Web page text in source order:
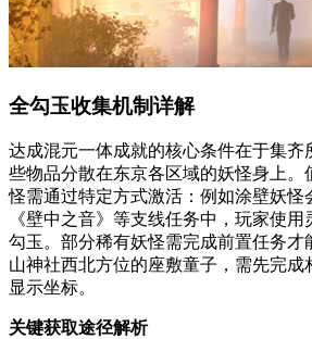
全勾玉收集机制详解
达成混元一体成就的核心条件在于集齐
些物品分散在东京各区域的妖怪身上。
怪需通过特定方式激活：例如涂壁妖怪
《壁中之音》等支线任务中，玩家使
勾玉。部分稀有妖怪需完成前置任务才
山神社西北方位的座敷童子，需先完成
显示坐标。
关键获取途径解析